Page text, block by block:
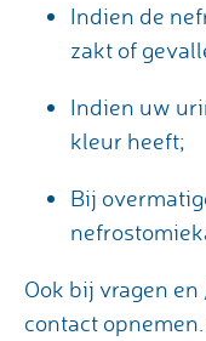
Indien de
zakt of
Indien uw
kleur heeft;
Bij
Ook bij vragen
contact